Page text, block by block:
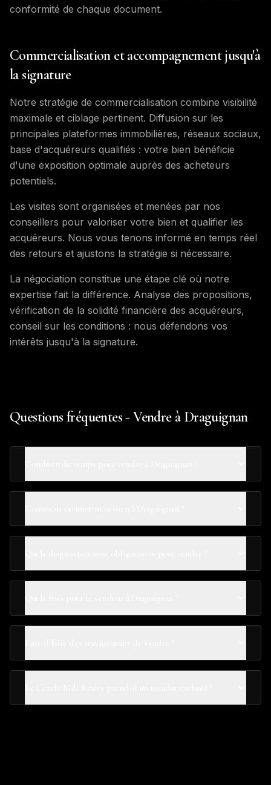
conformité de chaque document.
Commercialisation et accompagnement jusqu'à
la signature
Notre stratégie de commercialisation combine visibilité
maximale et ciblage pertinent. Diffusion sur les
principales plateformes immobilières, réseaux sociaux,
base d'acquéreurs qualifiés : votre bien bénéficie
d'une exposition optimale auprès des acheteurs
potentiels.
Les visites sont organisées et menées par nos
conseillers pour valoriser votre bien et qualifier les
acquéreurs. Nous vous tenons informé en temps réel
des retours et ajustons la stratégie si nécessaire.
La négociation constitue une étape clé où notre
expertise fait la différence. Analyse des propositions,
vérification de la solidité financière des acquéreurs,
conseil sur les conditions : nous défendons vos
intérêts jusqu'à la signature.
Questions fréquentes - Vendre à Draguignan